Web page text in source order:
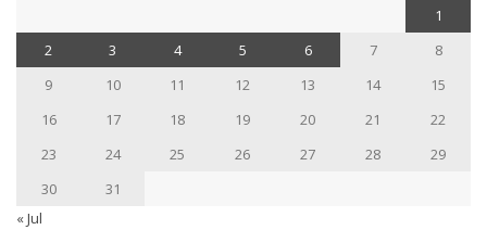
1
2
3 4 5 6 7
8
9
10 11 12 13 14
15
16
17 18 19 20 21
22
23
24 25 26 27 28
29
30
31
« Jul